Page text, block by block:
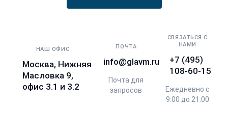
НАШ ОФИС
Москва, Нижняя
Масловка 9,
офис 3.1 и 3.2
ПОЧТА
info@glavm.ru
Почта для
запросов
СВЯЗАТЬСЯ С
НАМИ
+7 (495)
108-60-15
Ежедневно с
9:00 до 21:00